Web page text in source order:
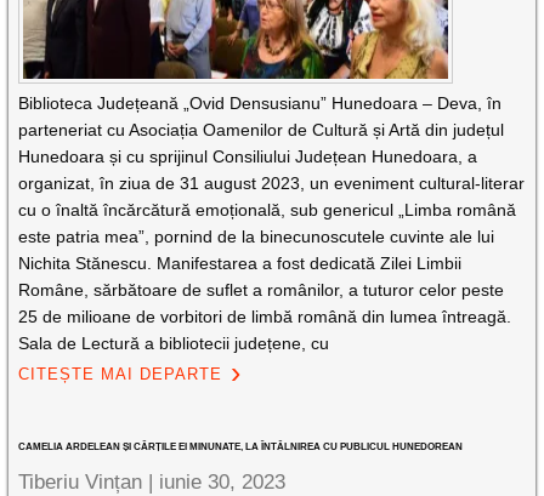
Biblioteca Județeană „Ovid Densusianu” Hunedoara – Deva, în
parteneriat cu Asociația Oamenilor de Cultură și Artă din județul
Hunedoara și cu sprijinul Consiliului Județean Hunedoara, a
organizat, în ziua de 31 august 2023, un eveniment cultural-literar
cu o înaltă încărcătură emoțională, sub genericul „Limba română
este patria mea”, pornind de la binecunoscutele cuvinte ale lui
Nichita Stănescu. Manifestarea a fost dedicată Zilei Limbii
Române, sărbătoare de suflet a românilor, a tuturor celor peste
25 de milioane de vorbitori de limbă română din lumea întreagă.
Sala de Lectură a bibliotecii județene, cu
CITEȘTE MAI DEPARTE
CAMELIA ARDELEAN ȘI CĂRȚILE EI MINUNATE, LA ÎNTÂLNIREA CU PUBLICUL HUNEDOREAN
Tiberiu Vințan | iunie 30, 2023